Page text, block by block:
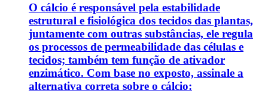
O cálcio é responsável pela estabilidade
estrutural e fisiológica dos tecidos das plantas,
juntamente com outras substâncias, ele regula
os processos de permeabilidade das células e
tecidos; também tem função de ativador
enzimático. Com base no exposto, assinale a
alternativa correta sobre o cálcio: